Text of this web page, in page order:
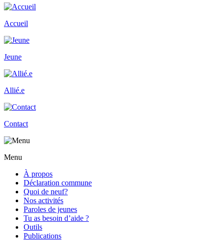
Accueil
Jeune
Allié.e
Contact
Menu
À propos
Déclaration commune
Quoi de neuf?
Nos activités
Paroles de jeunes
Tu as besoin d’aide ?
Outils
Publications